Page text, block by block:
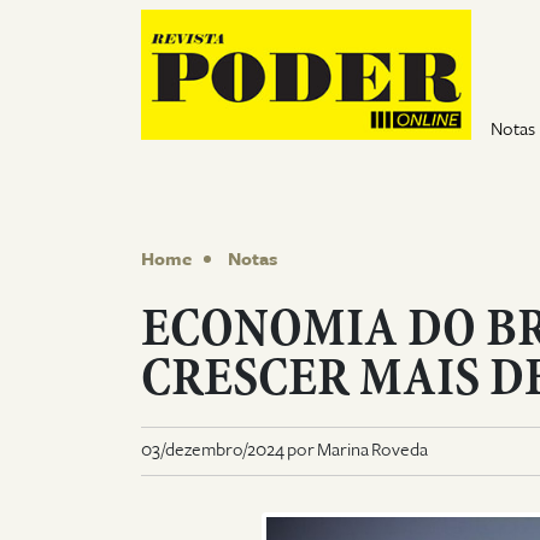
Notas
Home Notas
ECONOMIA DO
CRESCER MAIS
03/dezembro/2024 por Marina Roveda